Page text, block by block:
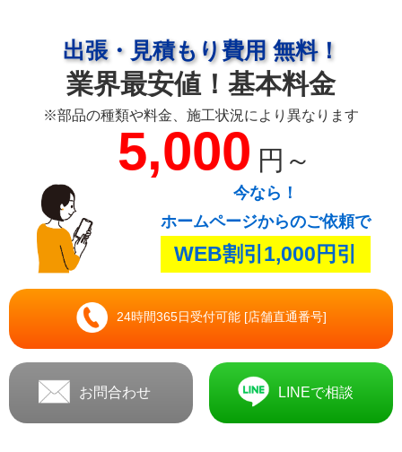
出張・見積もり費用 無料！
業界最安値！基本料金
※部品の種類や料金、施工状況により異なります
5,000円～
今なら！
ホームページからのご依頼で
WEB割引1,000円引
24時間365日受付可能 [店舗直通番号]
お問合わせ LINEで相談